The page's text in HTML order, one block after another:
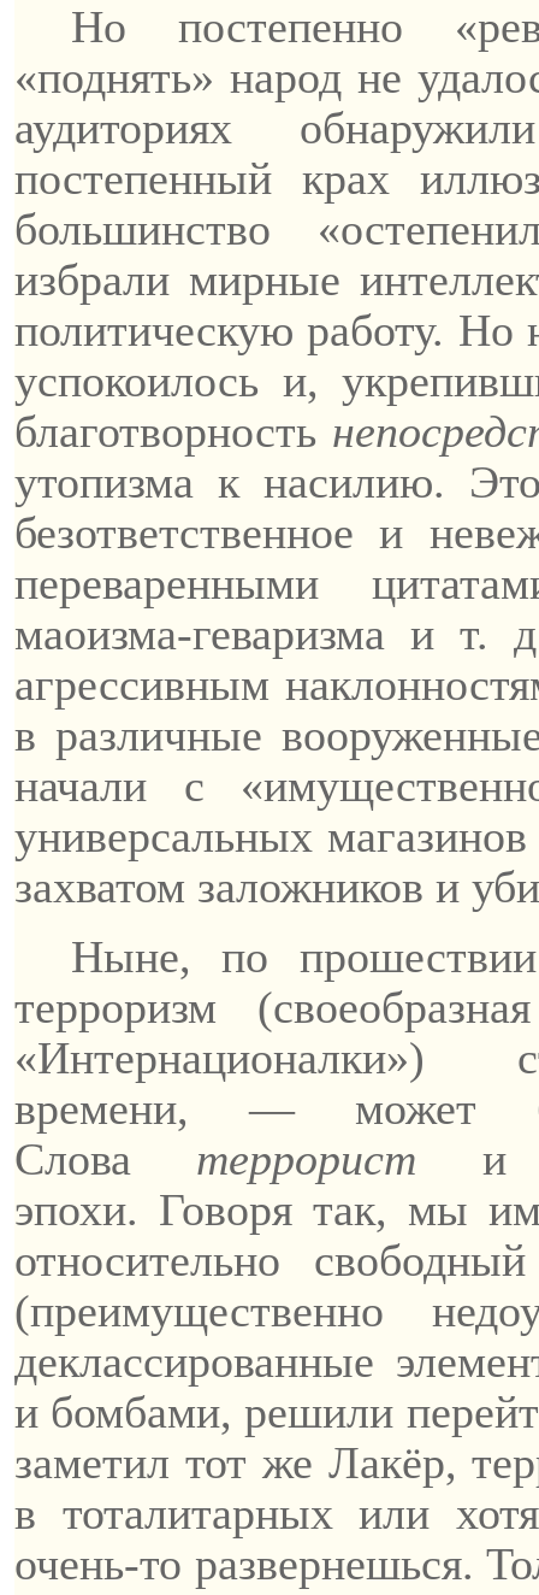
Но постепенно
«поднять» народ не
аудиториях
постепенный крах
большинство
избрали мирные
политическую работу. Но
успокоилось и,
благотворность
утопизма к насилию.
безответственное и
переваренными
маоизма-геваризма и т.
агрессивным
в различные
начали с
универсальных
захватом заложников и
Ныне, по прошествии
терроризм
«Интернационалки»)
времени, — может
Слова террорист
эпохи. Говоря так, мы
относительно
(преимущественно
деклассированные
и бомбами, решили
заметил тот же Лакёр,
в тоталитарных или
очень-то развернешься.